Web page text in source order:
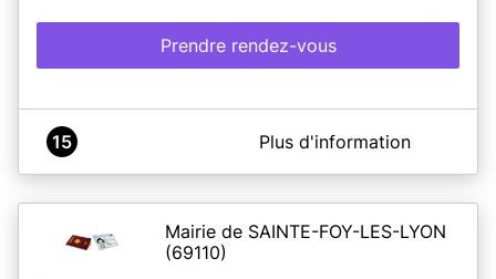
Prendre rendez-vous
A propos de Mairie de Pierre-Bénite
En savoir plus
15 Plus d'information
Mairie de SAINTE-FOY-LES-LYON
(69110)